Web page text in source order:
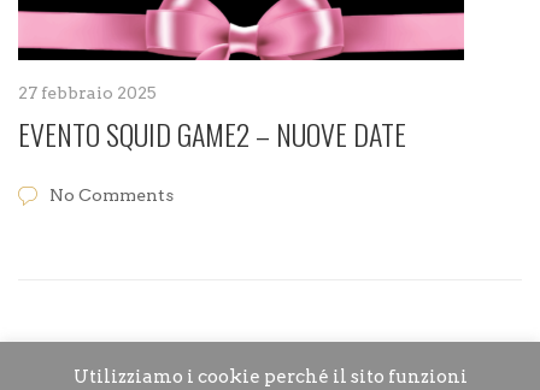
27 febbraio 2025
EVENTO SQUID GAME2 – NUOVE DATE
No Comments
Utilizziamo i cookie perché il sito funzioni